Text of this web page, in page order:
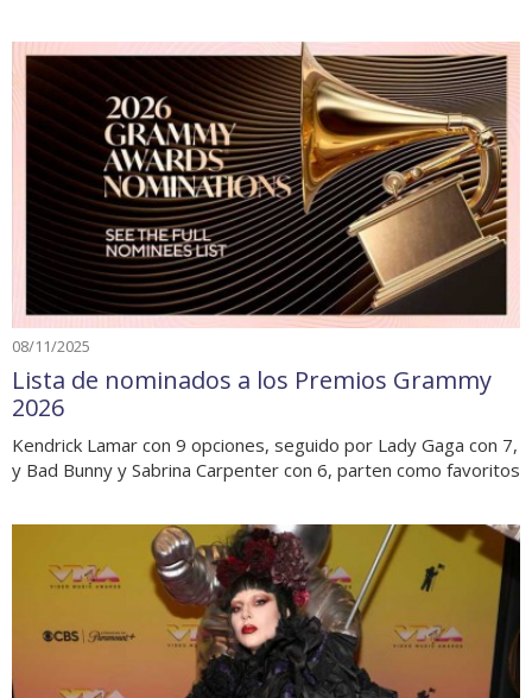
08/11/2025
Lista de nominados a los Premios Grammy
2026
Kendrick Lamar con 9 opciones, seguido por Lady Gaga con 7,
y Bad Bunny y Sabrina Carpenter con 6, parten como favoritos